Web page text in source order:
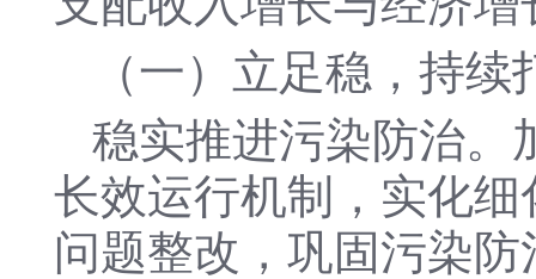
（一）立足稳，持
稳实推进污染防治。
长效运行机制，实化
问题整改，巩固污染